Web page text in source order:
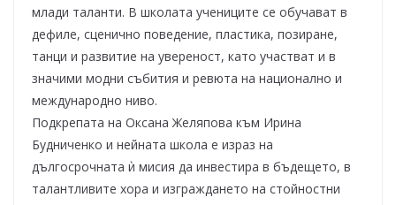
млади таланти. В школата учениците се обучават в
дефиле, сценично поведение, пластика, позиране,
танци и развитие на увереност, като участват и в
значими модни събития и ревюта на национално и
международно ниво.
Подкрепата на Оксана Желяпова към Ирина
Будниченко и нейната школа е израз на
дългосрочната ѝ мисия да инвестира в бъдещето, в
талантливите хора и изграждането на стойностни